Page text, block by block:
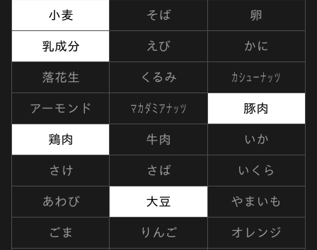
小麦 そば 卵
乳成分 えび かに
落花生 くるみ カシューナッツ
アーモンド マカダミアナッツ 豚肉
鶏肉 牛肉 いか
さけ さば いくら
あわび 大豆 やまいも
ごま りんご オレンジ